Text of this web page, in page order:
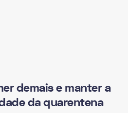
demais e manter a
da quarentena